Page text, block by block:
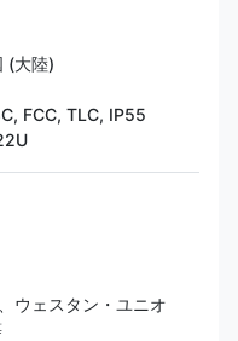
(大陸)
FCC, TLC, IP55
ウェスタン・ユニオ